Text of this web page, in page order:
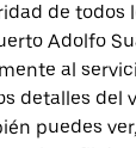
de todos
Adolfo
al
detalles del
puedes